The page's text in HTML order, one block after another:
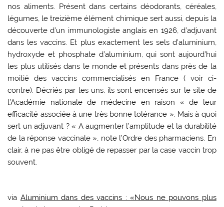
nos aliments. Présent dans certains déodorants, céréales,
légumes, le treizième élément chimique sert aussi, depuis la
découverte d’un immunologiste anglais en 1926, d’adjuvant
dans les vaccins. Et plus exactement les sels d’aluminium,
hydroxyde et phosphate d’aluminium, qui sont aujourd’hui
les plus utilisés dans le monde et présents dans près de la
moitié des vaccins commercialisés en France ( voir ci-
contre). Décriés par les uns, ils sont encensés sur le site de
l’Académie nationale de médecine en raison « de leur
efficacité associée à une très bonne tolérance ». Mais à quoi
sert un adjuvant ? « A augmenter l’amplitude et la durabilité
de la réponse vaccinale », note l’Ordre des pharmaciens. En
clair, à ne pas être obligé de repasser par la case vaccin trop
souvent.
via Aluminium dans des vaccins : «Nous ne pouvons plus